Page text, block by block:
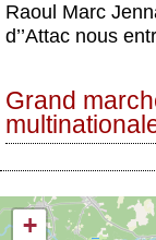
Raoul Marc
d’’Attac nous
Grand
+